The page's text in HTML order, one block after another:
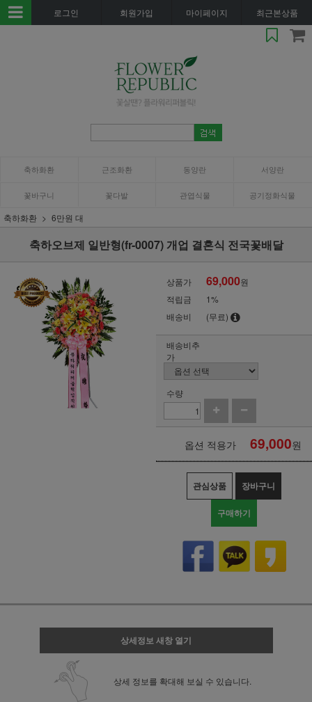
로그인 회원가입 마이페이지 최근본상품
축하화환 근조화환 동양란 서양란
꽃바구니 꽃다발 관엽식물 공기정화식물
축하화환 6만원 대
축하오브제 일반형(fr-0007) 개업 결혼식 전국꽃배달
상품가 69,000원
적립금
1%
배송비
(무료)
배송비추
가
수량
옵션 적용가 69,000원
관심상품 장바구니
구매하기
상세정보 새창 열기
상세 정보를 확대해 보실 수 있습니다.